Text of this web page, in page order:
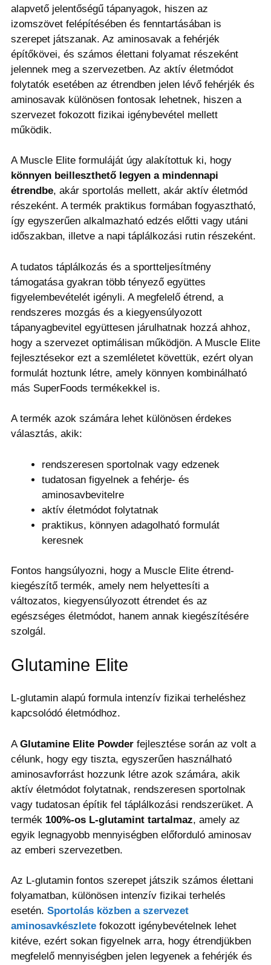
alapvető jelentőségű tápanyagok, hiszen az
izomszövet felépítésében és fenntartásában is
szerepet játszanak. Az aminosavak a fehérjék
építőkövei, és számos élettani folyamat részeként
jelennek meg a szervezetben. Az aktív életmódot
folytatók esetében az étrendben jelen lévő fehérjék és
aminosavak különösen fontosak lehetnek, hiszen a
szervezet fokozott fizikai igénybevétel mellett
működik.
A Muscle Elite formuláját úgy alakítottuk ki, hogy
könnyen beilleszthető legyen a mindennapi
étrendbe, akár sportolás mellett, akár aktív életmód
részeként. A termék praktikus formában fogyasztható,
így egyszerűen alkalmazható edzés előtti vagy utáni
időszakban, illetve a napi táplálkozási rutin részeként.
A tudatos táplálkozás és a sportteljesítmény
támogatása gyakran több tényező együttes
figyelembevételét igényli. A megfelelő étrend, a
rendszeres mozgás és a kiegyensúlyozott
tápanyagbevitel együttesen járulhatnak hozzá ahhoz,
hogy a szervezet optimálisan működjön. A Muscle Elite
fejlesztésekor ezt a szemléletet követtük, ezért olyan
formulát hoztunk létre, amely könnyen kombinálható
más SuperFoods termékekkel is.
A termék azok számára lehet különösen érdekes
választás, akik:
rendszeresen sportolnak vagy edzenek
tudatosan figyelnek a fehérje- és
aminosavbevitelre
aktív életmódot folytatnak
praktikus, könnyen adagolható formulát
keresnek
Fontos hangsúlyozni, hogy a Muscle Elite étrend-
kiegészítő termék, amely nem helyettesíti a
változatos, kiegyensúlyozott étrendet és az
egészséges életmódot, hanem annak kiegészítésére
szolgál.
Glutamine Elite
L-glutamin alapú formula intenzív fizikai terheléshez
kapcsolódó életmódhoz.
AGlutamine Elite Powder fejlesztése során az volt a
célunk, hogy egy tiszta, egyszerűen használható
aminosavforrást hozzunk létre azok számára, akik
aktív életmódot folytatnak, rendszeresen sportolnak
vagy tudatosan építik fel táplálkozási rendszerüket. A
termék 100%-os L-glutamint tartalmaz, amely az
egyik legnagyobb mennyiségben előforduló aminosav
az emberi szervezetben.
Az L-glutamin fontos szerepet játszik számos élettani
folyamatban, különösen intenzív fizikai terhelés
esetén. Sportolás közben a szervezet
aminosavkészlete fokozott igénybevételnek lehet
kitéve, ezért sokan figyelnek arra, hogy étrendjükben
megfelelő mennyiségben jelen legyenek a fehérjék és